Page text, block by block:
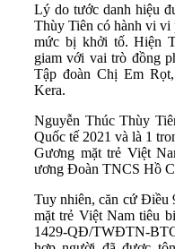
Lý do tước danh hiệu
Thùy Tiên có hành vi vi
mức bị khởi tố. Hiện
giam với vai trò đồng
Tập đoàn Chị Em
Kera.
Nguyễn Thúc Thùy
Quốc tế 2021 và là 1
Gương mặt trẻ Việt
ương Đoàn TNCS Hồ
Tuy nhiên, căn cứ Điều
mặt trẻ Việt Nam tiêu
1429-QĐ/TWĐTN-